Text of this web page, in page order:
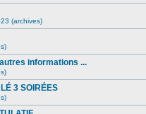
(archives)
informations ...
3 SOIRÉES